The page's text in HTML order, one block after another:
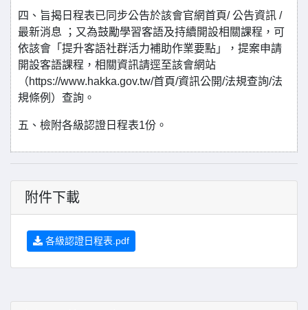
四、旨揭日程表已同步公告於該會官網首頁/ 公告資訊 /
最新消息 ；又為鼓勵學習客語及持續開設相關課程，可
依該會「提升客語社群活力補助作業要點」，提案申請
開設客語課程，相關資訊請逕至該會網站
（https://www.hakka.gov.tw/首頁/資訊公開/法規查詢/法
規條例）查詢。
五、檢附各級認證日程表1份。
附件下載
各級認證日程表.pdf